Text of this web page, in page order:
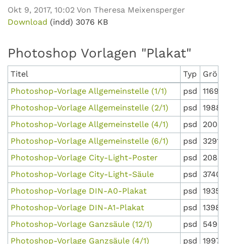
Okt 9, 2017, 10:02 Von Theresa Meixensperger
Download (indd) 3076 KB
Photoshop Vorlagen "Plakat"
Titel Typ
Photoshop-Vorlage Allgemeinstelle (1/1)
psd
11691
Photoshop-Vorlage Allgemeinstelle (2/1)
psd
Photoshop-Vorlage Allgemeinstelle (4/1)
psd
2003
Photoshop-Vorlage Allgemeinstelle (6/1)
psd
3291
Photoshop-Vorlage City-Light-Poster
psd
Photoshop-Vorlage City-Light-Säule
psd
Photoshop-Vorlage DIN-A0-Plakat
psd
Photoshop-Vorlage DIN-A1-Plakat
psd
Photoshop-Vorlage Ganzsäule (12/1)
psd
5490
Photoshop-Vorlage Ganzsäule (4/1)
psd
1997